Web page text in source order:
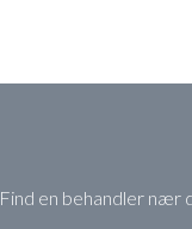
Find en behandler nær